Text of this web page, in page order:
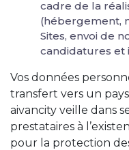
cadre de la
(hébergement,
Sites, envoi de
candidatures et
Vos données
transfert vers un pays
aivancity veille dans
prestataires à
pour la protection